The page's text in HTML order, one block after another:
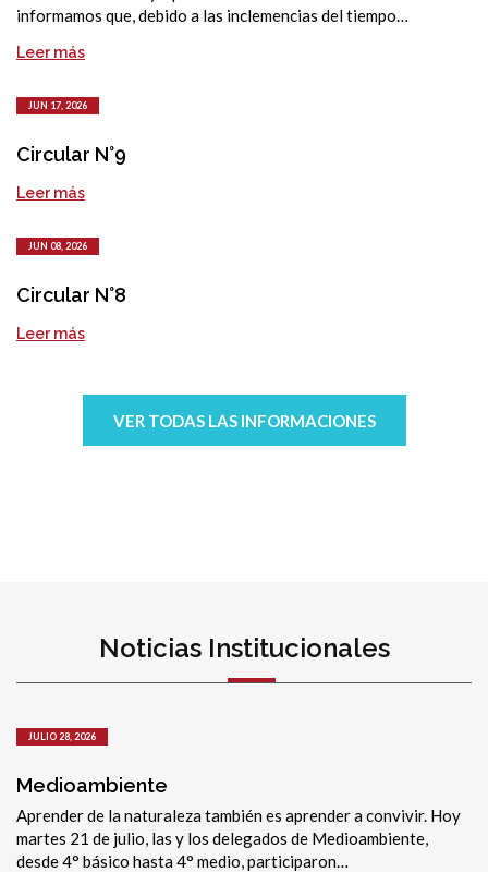
informamos que, debido a las inclemencias del tiempo…
Leer más
JUN 17, 2026
Circular N°9
Leer más
JUN 08, 2026
Circular N°8
Leer más
VER TODAS LAS INFORMACIONES
Noticias Institucionales
JULIO 28, 2026
Medioambiente
Aprender de la naturaleza también es aprender a convivir. Hoy
martes 21 de julio, las y los delegados de Medioambiente,
desde 4° básico hasta 4° medio, participaron…